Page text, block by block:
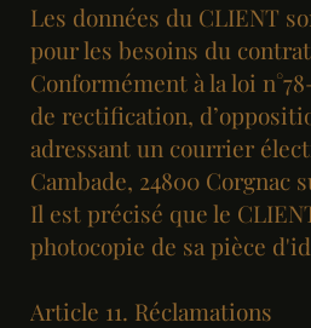
Les données du CLIENT
pour les besoins du
Conformément à la loi
de rectification,
adressant un courrier
Cambade, 24800 Corgnac
Il est précisé que le
photocopie de sa pièce
Article 11. Réclamations